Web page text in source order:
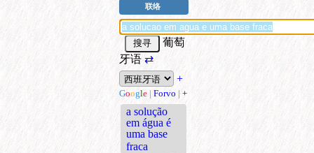
联络
葡萄
牙语⇄
+
Google | Forvo | +
a solução
em água é
uma base
fraca